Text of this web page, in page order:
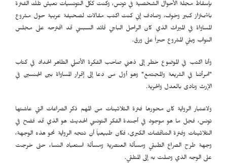
بإسقاط مجلة الأحوال الشخصية في تونس، وكنت ككل التونسيات نعيش تلك الفترة
باشمئزاز كبير وخوف، وصادف إني كنت اكتب مقالات لصحيفة عربية حول مشروع
المساواة في الميراث الذي كان الراحل الباجي قائد السبسي قد اقترحه على مجلس
النواب وبقي المشروع حبراً على ورق.
وأنا اكتب في الموضوع خطر إلى ذهني صاحب الفكرة الأصلي الطاهر الحداد في كتاب
"امرأتنا في الشريعة والمجتمع" وهو أول من دعا إلى إقرار المساواة بين الجنسين في
الإرث ونادى بالعدل والحرية.
ولاعتبار الرواية كان محورها فترة الثلاثينات من المهم ذكر الصراعات التي عاشتها
تونس، فجل ما هو موجود في أجندة الفكر التونسي الحديث هو الذي قد فضح في
الثلاثينات وفترة التناقضات الكبرى، فكان طبيعياً أن تتجه الرواية نحو هذه الوجهة،
وجهة طرح الصراع الطبقي ومسألة العنصرية ومسألة استعباد النساء حتى خرجت
على الوجه الذي وصلت به إلى المتلقي.